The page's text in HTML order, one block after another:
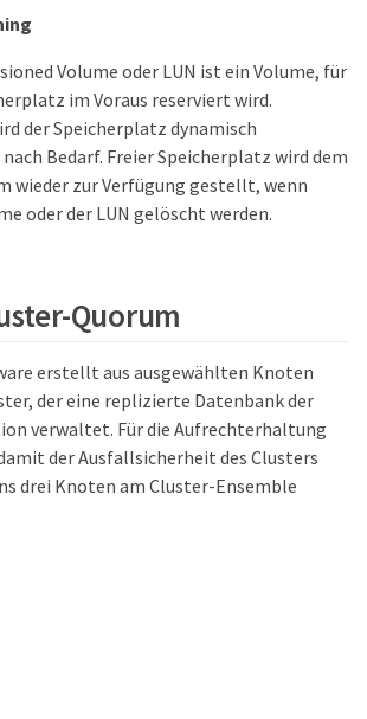
Volume oder LUN ist ein Volume, für
im Voraus reserviert wird.
der Speicherplatz dynamisch
Bedarf. Freier Speicherplatz wird dem
wieder zur Verfügung gestellt, wenn
oder der LUN gelöscht werden.
Quorum
erstellt aus ausgewählten Knoten
der eine replizierte Datenbank der
verwaltet. Für die Aufrechterhaltung
der Ausfallsicherheit des Clusters
drei Knoten am Cluster-Ensemble